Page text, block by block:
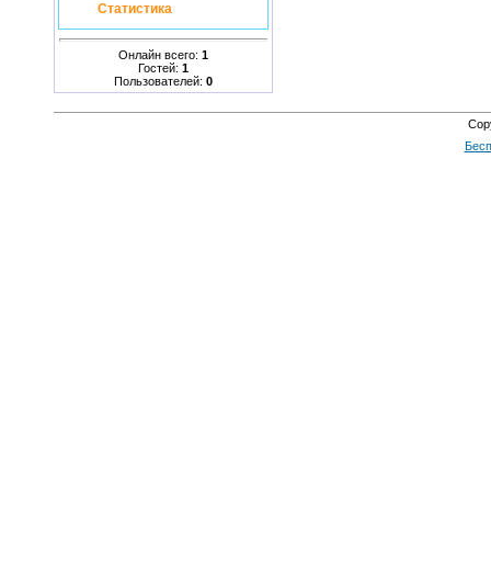
Статистика
Онлайн всего: 1
Гостей: 1
Пользователей: 0